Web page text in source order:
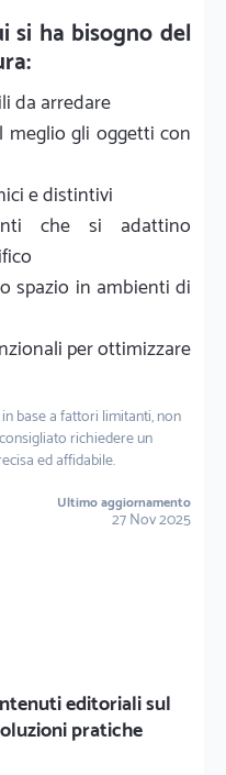
si ha bisogno del
da arredare
meglio gli oggetti con
e distintivi
che si adattino
spazio in ambienti di
per ottimizzare
base a fattori limitanti, non
richiedere un
ed affidabile.
Ultimo aggiornamento
27 Nov 2025
editoriali sul
pratiche